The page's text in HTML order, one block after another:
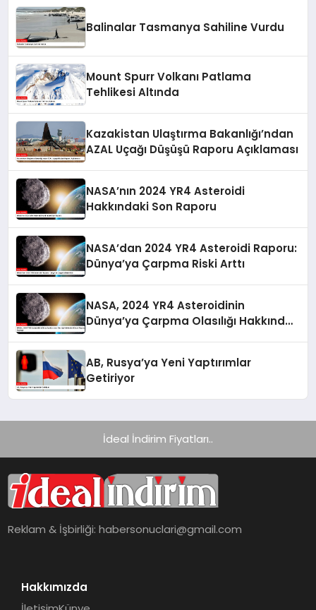
Balinalar Tasmanya Sahiline Vurdu
Mount Spurr Volkanı Patlama
Tehlikesi Altında
Kazakistan Ulaştırma Bakanlığı’ndan
AZAL Uçağı Düşüşü Raporu Açıklaması
NASA’nın 2024 YR4 Asteroidi
Hakkındaki Son Raporu
NASA’dan 2024 YR4 Asteroidi Raporu:
Dünya’ya Çarpma Riski Arttı
NASA, 2024 YR4 Asteroidinin
Dünya’ya Çarpma Olasılığı Hakkında
AB, Rusya’ya Yeni Yaptırımlar
Getiriyor
İdeal İndirim Fiyatları..
Reklam & İşbirliği:habersonuclari@gmail.com
Hakkımızda